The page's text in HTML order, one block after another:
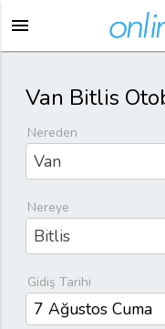
menu
Van Bitlis
Nereden
Van
Nereye
Bitlis
Gidiş Tarihi